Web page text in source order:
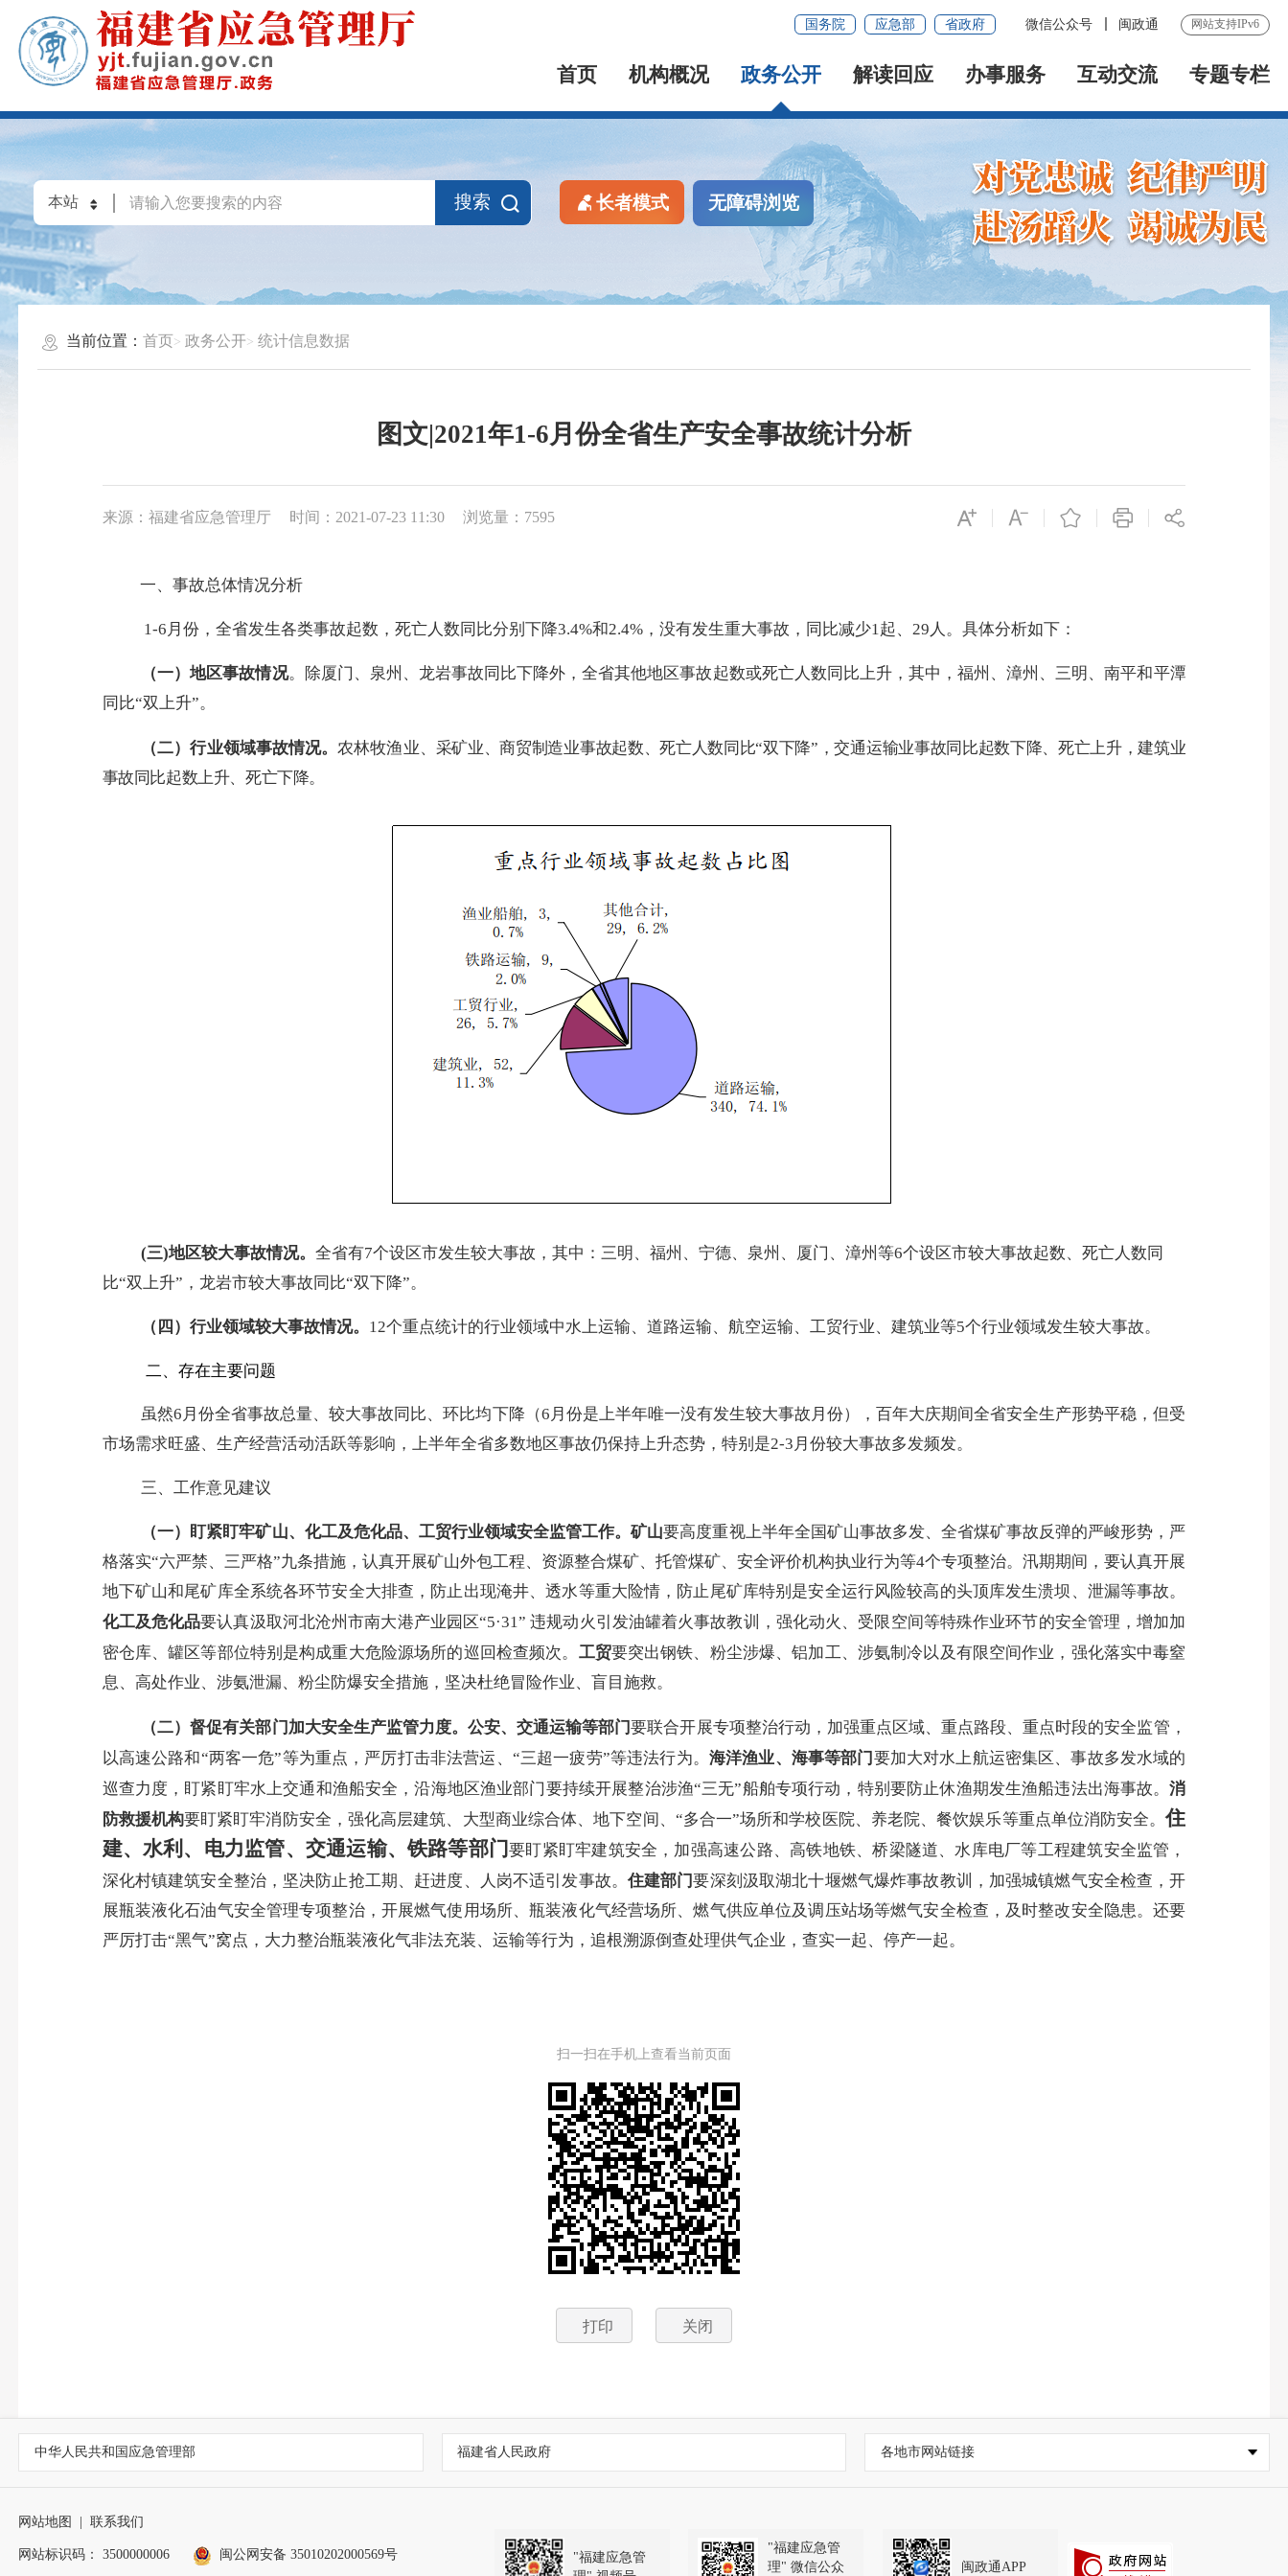
国务院 应急部 省政府 微信公众号 闽政通 网站支持IPv6
首页 机构概况 政务公开 解读回应 办事服务 互动交流 专题专栏
搜索 长者模式 无障碍浏览
当前位置：首页 政务公开 统计信息数据
图文|2021年1-6月份全省生产安全事故统计分析
来源：福建省应急管理厅 时间：2021-07-23 11:30 浏览量：7595
一、事故总体情况分析
1-6 月份，全省发生各类事故起数，死亡人数同比分别下降3.4%和2.4%，没有发生重大事故，同比减少1起、 29 人。具体分析如下：
（一）地区事故情况。 除厦门、 泉州 、龙岩事故同比下降外 ，全省其他地区事故起数或死亡人数同比上升，其中 ，福州、漳州、三明 、南平和平潭
同比“双上升”。
（二）行业领域事故情况。农林牧渔业、 采矿业、商贸制造业事故起数、死亡人数同比“双下降”，交通运输业事故同比起数下降、死亡上升，建筑业
事故同比起数上升、 死亡下降。
(三)地区较大事故情况。全省有7个设区市发生较大事故，其中：三明、福州、宁德、泉州、厦门、漳州等6个设区市较大事故起数、死亡人数同
比“双上升”，龙岩市较大事故同比“双下降”。
（四）行业领域较大事故情况。 12个重点统计的行业领域中水上运输、道路运输、航空运输、工贸行业、建筑业等5个行业领域发生较大事故。
二、存在主要问题
虽然6 月份全省事故总量、较大事故同比、环比均下降（6 月份是上半年唯一没有发生较大事故月份），百年大庆期间全省安全生产形势平稳，但受
市场需求旺盛、生产经营活动活跃等影响，上半年全省多数地区事故仍保持上升态势，特别是2-3 月份较大事故多发频发。
三、工作意见建议
（一） 盯紧盯牢矿山、化工及危化品、工贸行业领域安全监管工作。矿山要高度重视上半年全国矿山事故多发、全省煤矿事故反弹的严峻形势，严
格落实“六严禁、三严格”九条措施，认真开展矿山外包工程、资源整合煤矿、托管煤矿、安全评价机构执业行为等4个专项整治。汛期期间，要认真开展
地下矿山和尾矿库全系统各环节安全大排查， 防止出现淹井、透水等重大险情，防止尾矿库特别是安全运行风险较高的头顶库发生溃坝、泄漏等事故。
化工及危化品要认真汲取河北沧州市南大港产业园区“5·31” 违规动火引发油罐着火事故教训，强化动火、受限空间等特殊作业环节的安全管理，增加加
密仓库、罐区等部位特别是构成重大危险源场所的巡回检查频次。 工贸要突出钢铁、粉尘涉爆、铝加工、涉氨制冷以及有限空间作业，强化落实中毒窒
息、高处作业、涉氨泄漏、粉尘防爆安全措施，坚决杜绝冒险作业、盲目施救。
（二）督促有关部门 加大安全生产监管力度。 公安、交通运输等部门要联合开展专项整治行动， 加强重点区域、重点路段、重点时段的安全监管，
以高速公路和“两客一危”等为重点，严厉打击非法营运、“三超一疲劳”等违法行为。 海洋渔业、海事等部门 要加大对水上航运密集区、事故多发水域的
巡查力度， 盯紧盯牢水上交通和渔船安全 ，沿海地区渔业部门要持续开展整治涉渔“三无”船舶专项行动， 特别要防止休渔期发生渔船违法出海事故。消
防救援机构要盯紧盯牢消防安全，强化高层建筑、大型商业综合体、地下空间、“多合一”场所和学校医院、养老院、餐饮娱乐等重点单位消防安全。住
建、水利、电力监管、交通运输、铁路等部门要盯紧盯牢建筑安全，加强高速公路、高铁地铁、桥梁隧道、水库电厂等工程建筑安全监管，
深化村镇建筑安全整治，坚决防止抢工期、赶进度、人岗不适引发事故。 住建部门要深刻汲取湖北十堰燃气爆炸事故教训， 加强城镇燃气安全检查，开
展瓶装液化石油气安全管理专项整治，开展燃气使用场所、瓶装液化气经营场所、燃气供应单位及调压站场等燃气安全检查，及时整改安全隐患。还要
严厉打击“黑气”窝点，大力整治瓶装液化气非法充装、运输等行为，追根溯源倒查处理供气企业，查实一起、停产一起。
扫一扫在手机上查看当前页面
打印 关闭
中华人民共和国应急管理部 福建省人民政府 各地市网站链接
网站地图 联系我们
网站标识码： 3500000006 闽公网安备 35010202000569号
"福建应急管
"福建应急管
理" 微信公众
闽政通APP